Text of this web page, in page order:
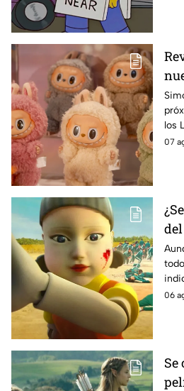
y
los
07
es
06